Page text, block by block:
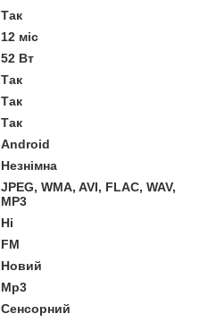
Так
12 міс
52 Вт
Так
Так
Так
Android
Незнімна
JPEG, WMA, AVI, FLAC, WAV,
MP3
Ні
FM
Новий
Mp3
Сенсорний